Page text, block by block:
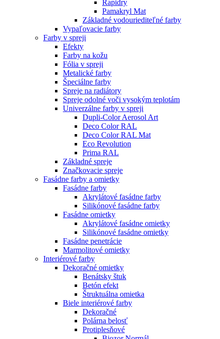
Rapidry
Pamakryl Mat
Základné vodouriediteľné farby
Vypaľovacie farby
Farby v spreji
Efekty
Farby na kožu
Fólia v spreji
Metalické farby
Špeciálne farby
Spreje na radiátory
Spreje odolné voči vysokým teplotám
Univerzálne farby v spreji
Dupli-Color Aerosol Art
Deco Color RAL
Deco Color RAL Mat
Eco Revolution
Prima RAL
Základné spreje
Značkovacie spreje
Fasádne farby a omietky
Fasádne farby
Akrylátové fasádne farby
Silikónové fasádne farby
Fasádne omietky
Akrylátové fasádne omietky
Silikónové fasádne omietky
Fasádne penetrácie
Marmolitové omietky
Interiérové farby
Dekoračné omietky
Benátsky štuk
Betón efekt
Štruktuálna omietka
Biele interiérové farby
Dekoračné
Polárna belosť
Protiplesňové